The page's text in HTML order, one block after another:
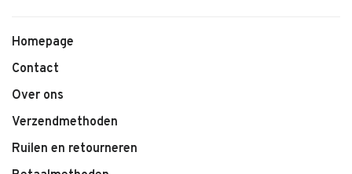
Homepage
Contact
Over ons
Verzendmethoden
Ruilen en retourneren